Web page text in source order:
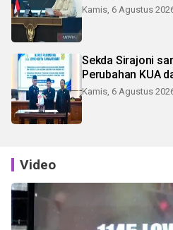
Kamis, 6 Agustus
Sekda Sirajoni
Perubahan KUA
Kamis, 6 Agustus
Video